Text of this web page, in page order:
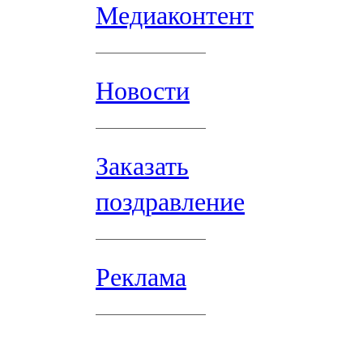
Медиаконтент
Новости
Заказать
поздравление
Реклама